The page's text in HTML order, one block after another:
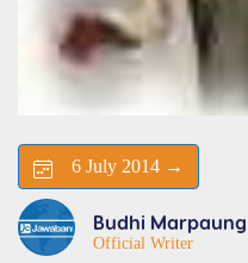
6 July 2014 →
Budhi Marpaung
Official Writer